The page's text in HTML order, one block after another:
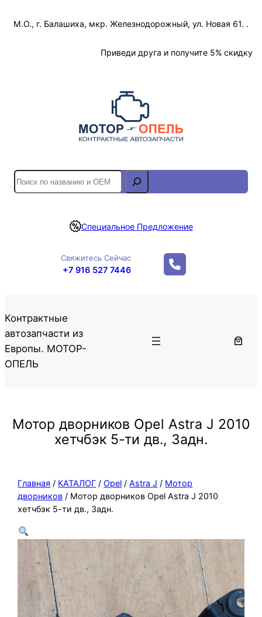
М.О., г. Балашиха, мкр. Железнодорожный, ул. Новая 61. .
Приведи друга и получите 5% скидку
S
e
r
Специальное Предложение
Свяжитесь Сейчас
+7 916 527 7446
Контрактные
автозапчасти из
Европы. МОТОР-
ОПЕЛЬ
Мотор дворников Opel Astra J 2010
хетчбэк 5-ти дв., Задн.
Главная / КАТАЛОГ /Opel /Astra J / Мотор
дворников / Мотор дворников Opel Astra J 2010
хетчбэк 5-ти дв., Задн.